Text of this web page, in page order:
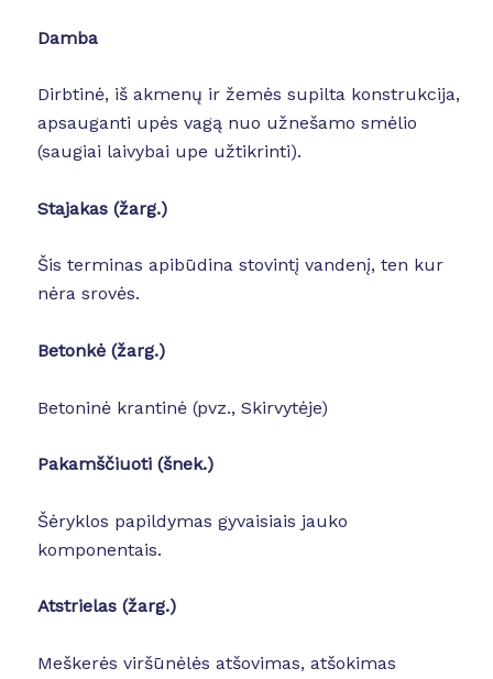
Damba
Dirbtinė, iš akmenų ir žemės supilta konstrukcija,
apsauganti upės vagą nuo užnešamo smėlio
(saugiai laivybai upe užtikrinti).
Stajakas (žarg.)
Šis terminas apibūdina stovintį vandenį, ten kur
nėra srovės.
Betonkė (žarg.)
Betoninė krantinė (pvz., Skirvytėje)
Pakamščiuoti (šnek.)
Šėryklos papildymas gyvaisiais jauko
komponentais.
Atstrielas (žarg.)
Meškerės viršūnėlės atšovimas, atšokimas